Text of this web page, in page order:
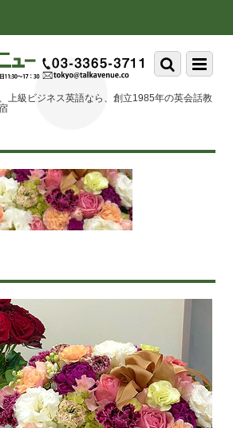
上級ビジネス英語なら、創立1985年の英会話教
Menu
Scroll
down
to